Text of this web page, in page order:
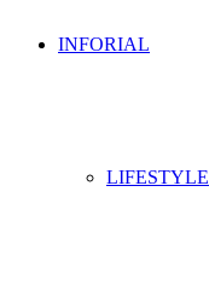
INFORIAL
LIFESTYLE